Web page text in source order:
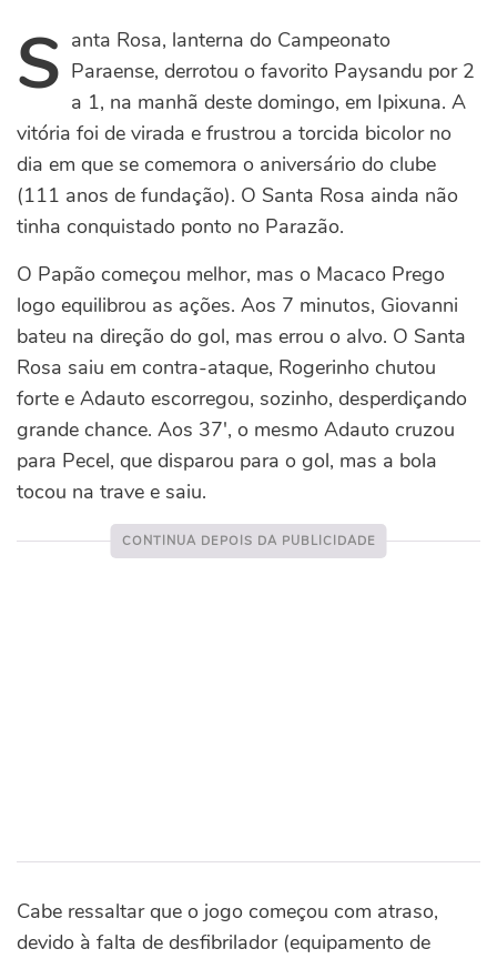
S anta Rosa, lanterna do Campeonato
Paraense, derrotou o favorito Paysandu por 2
a 1, na manhã deste domingo, em Ipixuna. A
vitória foi de virada e frustrou a torcida bicolor no
dia em que se comemora o aniversário do clube
(111 anos de fundação). O Santa Rosa ainda não
tinha conquistado ponto no Parazão.
O Papão começou melhor, mas o Macaco Prego
logo equilibrou as ações. Aos 7 minutos, Giovanni
bateu na direção do gol, mas errou o alvo. O Santa
Rosa saiu em contra-ataque, Rogerinho chutou
forte e Adauto escorregou, sozinho, desperdiçando
grande chance. Aos 37′, o mesmo Adauto cruzou
para Pecel, que disparou para o gol, mas a bola
tocou na trave e saiu.
Cabe ressaltar que o jogo começou com atraso,
devido à falta de desfibrilador (equipamento de